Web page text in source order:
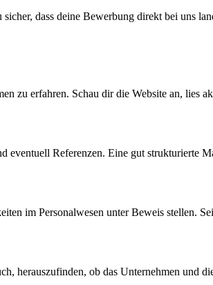
dass deine Bewerbung direkt bei uns
zu erfahren. Schau dir die Website an, lies
Referenzen. Eine gut strukturierte
im Personalwesen unter Beweis stellen.
herauszufinden, ob das Unternehmen und